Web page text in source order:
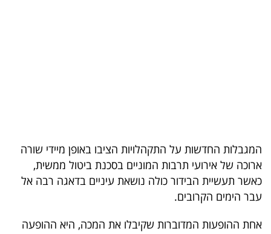
המילון
הכלכלי
המגבלות החדשות על התקהלויות הציבו באופן מיידי שורה
ארוכה של אירועי תרבות המוניים בסכנת ביטול ממשית,
כאשר תעשיית הבידור כולה נושאת עיניים בדאגה רבה אל
עבר הימים הקרובים.
אחת ההופעות המדוברות שקיבלו את המכה, היא ההופעה